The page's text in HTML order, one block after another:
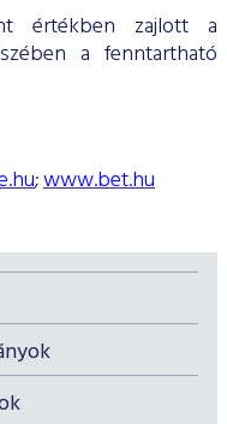
értékben zajlott a
a fenntartható
;www.bet.hu